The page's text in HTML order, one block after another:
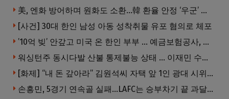
美, 엔화 방어하며 원화도 소환…韓 환율 안정 ‘우군’ 되나
[사건] 30대 한인 남성 아동 성착취물 유포 혐의로 체포
’10억 빚’ 안갚고 미국 온 한인 부부 … 예금보험공사, 미국서 소송
워싱턴주 동시다발 산불 통제불능 상태 … 이재민 수십만명
[화제] “내 돈 갚아라” 김원석씨 자택 앞 1인 광대 시위 … 한인 투자사, “108만 달러 못받아”
손흥민, 5경기 연속골 실패…LAFC는 승부차기 끝 과달라하라 격파